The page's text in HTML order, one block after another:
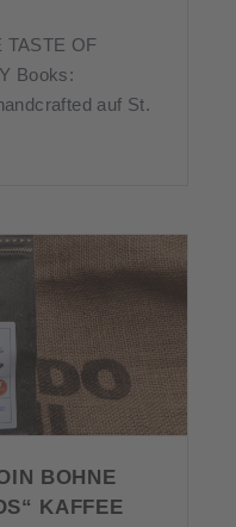
TASTE OF
Books:
auf St.
BOHNE
KAFFEE